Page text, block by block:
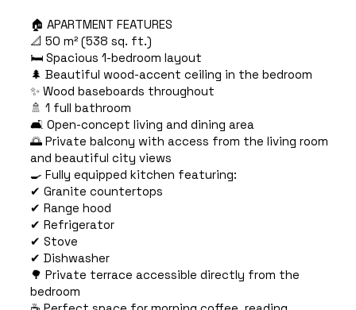
🏠 APARTMENT FEATURES
📐 50 m² (538 sq. ft.)
🛏️ Spacious 1-bedroom layout
🌲 Beautiful wood-accent ceiling in the bedroom
✨ Wood baseboards throughout
🚿 1 full bathroom
🛋️ Open-concept living and dining area
🌅 Private balcony with access from the living room
and beautiful city views
🍳 Fully equipped kitchen featuring:
✔ Granite countertops
✔ Range hood
✔ Refrigerator
✔ Stove
✔ Dishwasher
🌳 Private terrace accessible directly from the
bedroom